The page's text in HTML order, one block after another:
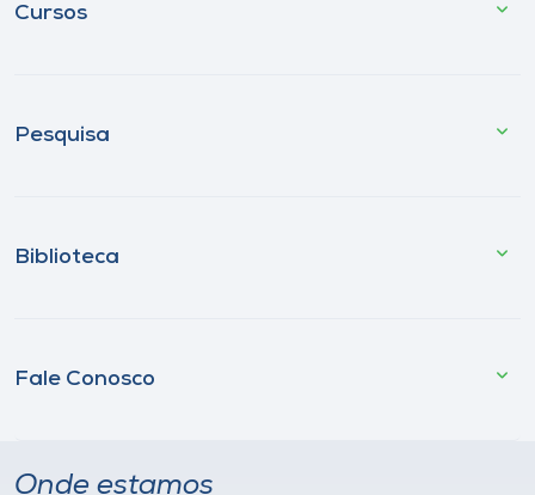
Cursos
Pesquisa
Biblioteca
Fale Conosco
Onde estamos